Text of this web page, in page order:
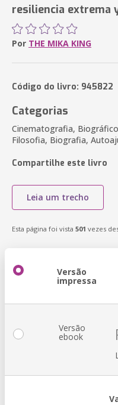
resiliencia extrema
Por THE MIKA KING
Código do livro: 945822
Categorias
Cinematografia,
Filosofia, Biografia,
Compartilhe este livro
Leia um trecho
Esta página foi vista 501 vezes
Versão
impressa
Versão
ebook